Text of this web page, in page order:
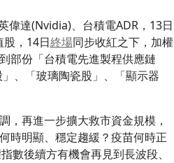
偉達(Nvidia)、台積電ADR，13日
，14日終場同步收紅之下，加權
部份「台積電先進製程供應鏈
、「玻璃陶瓷股」、「顯示器
，再進一步擴大救市資金規模，
時明顯、穩定趨緩？疫苗何時正
數後續方有機會再見到長波段、